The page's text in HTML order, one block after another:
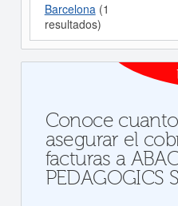
Barcelona(1
resultados)
Conoce
asegurar el
facturas a
PEDAGOGICS